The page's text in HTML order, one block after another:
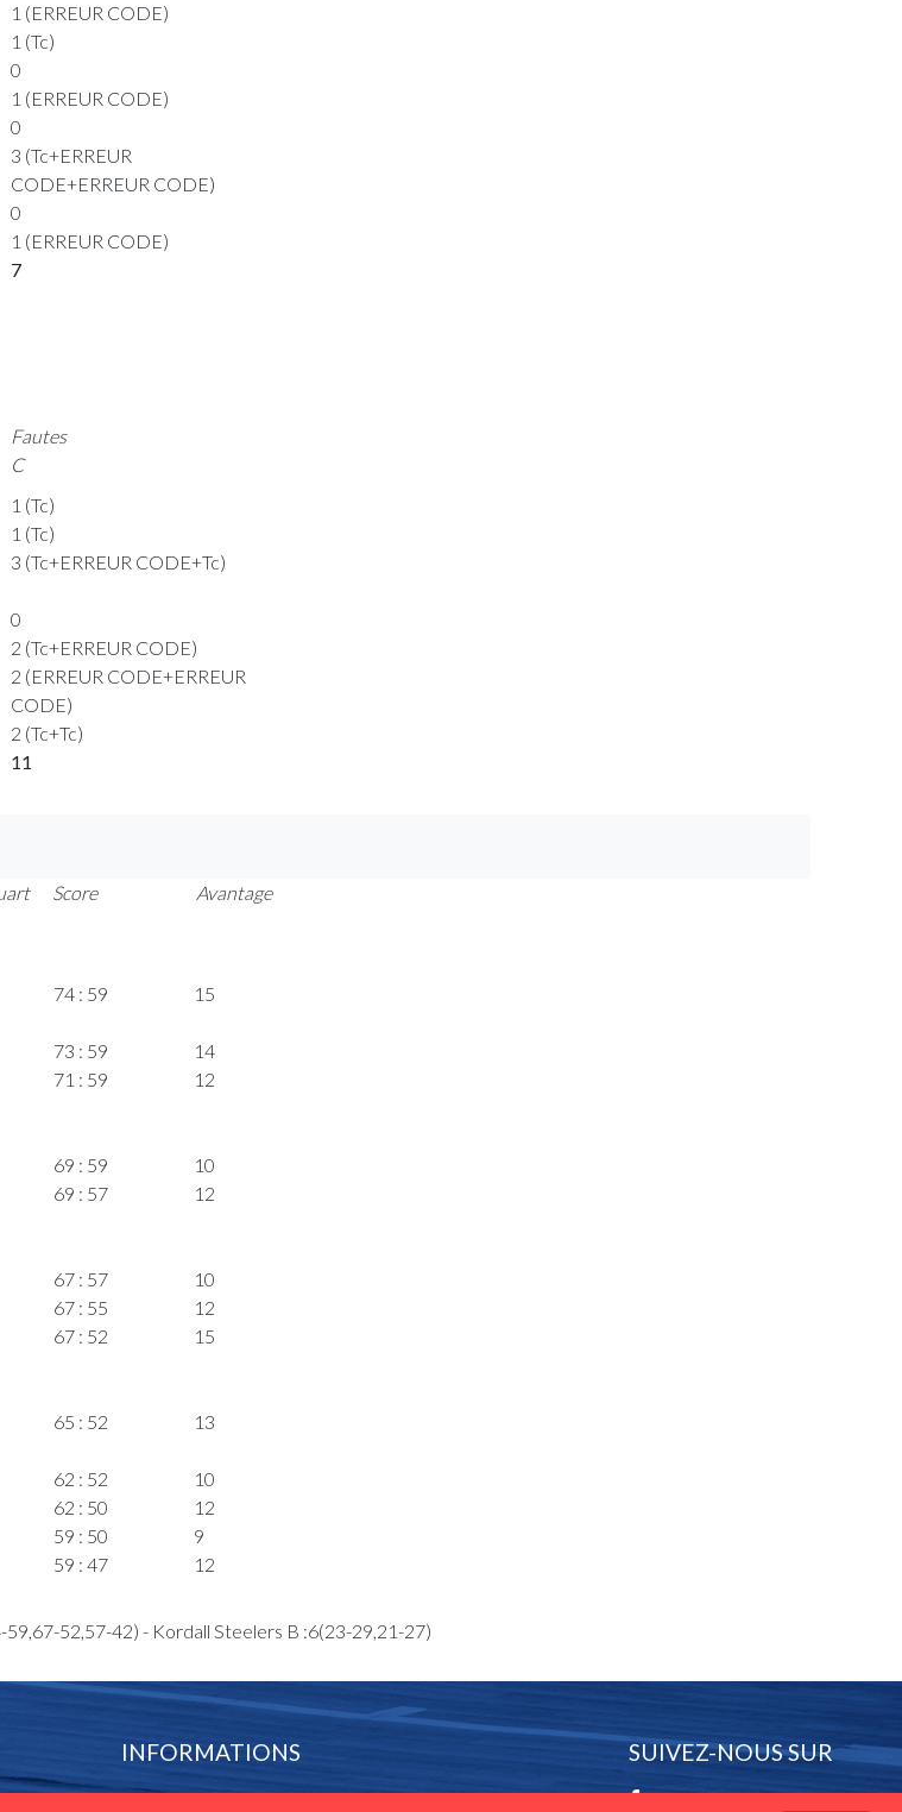
1 (ERREUR CODE)
1 (Tc)
0
1 (ERREUR CODE)
0
3 (Tc+ERREUR
CODE+ERREUR CODE)
0
1 (ERREUR CODE)
7
Fautes
C
1 (Tc)
1 (Tc)
3 (Tc+ERREUR CODE+Tc)
0
2 (Tc+ERREUR CODE)
2 (ERREUR CODE+ERREUR
CODE)
2 (Tc+Tc)
11
Score
Avantage
74 : 59
15
73 : 59
14
71 : 59
12
69 : 59
10
69 : 57
12
67 : 57
10
67 : 55
12
67 : 52
15
65 : 52
13
62 : 52
10
62 : 50
12
59 : 50
9
59 : 47
12
57 : 47
10
15
53 : 42 11
59,67-52,57-42) - Kordall Steelers B :6(23-29,21-27)
INFORMATIONS
FLBB
SUIVEZ-NOUS SUR
Facebook